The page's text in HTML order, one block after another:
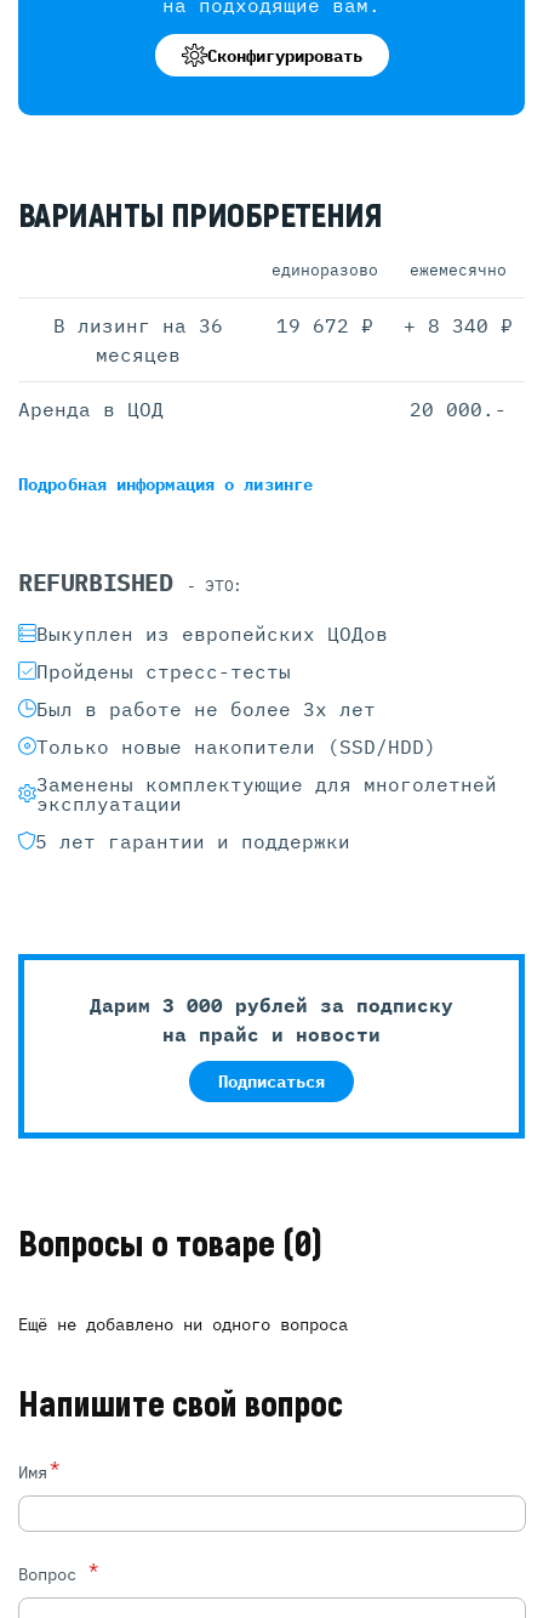
на подходящие вам.
Сконфигурировать
ВАРИАНТЫ ПРИОБРЕТЕНИЯ
единоразово ежемесячно
В лизинг на 36
месяцев
19 672 ₽ + 8 340 ₽
Аренда в ЦОД 20 000.-
Подробная информацияо лизинге
REFURBISHED - ЭТО:
Выкуплен из европейских ЦОДов
Пройдены стресс-тесты
Был в работе не более 3х лет
Только новые накопители (SSD/HDD)
Заменены комплектующие для многолетней
эксплуатации
5 лет гарантии и поддержки
Дарим 3 000 рублей за подписку
на прайс и новости
Подписаться
Вопросы о товаре (0)
Ещё не добавлено ни одного вопроса
Напишите свой вопрос
Имя*
Вопрос *